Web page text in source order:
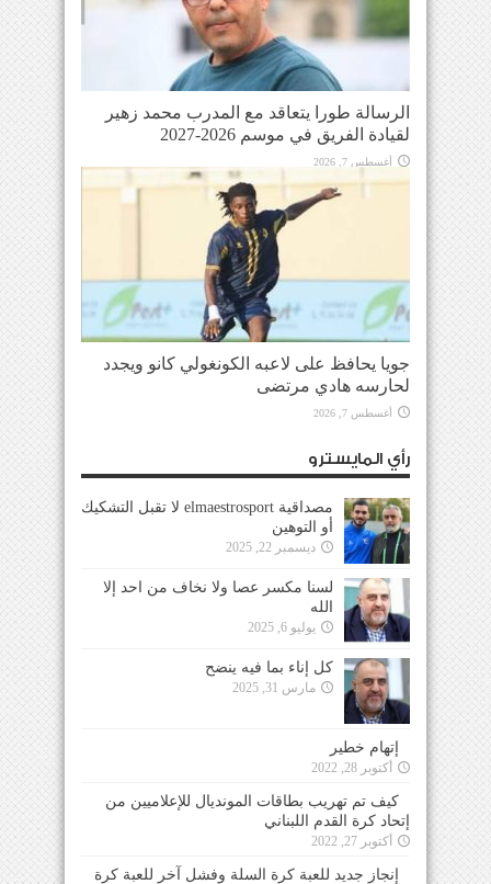
الرسالة طورا يتعاقد مع المدرب محمد زهير
لقيادة الفريق في موسم 2026-2027
أغسطس 7, 2026
جويا يحافظ على لاعبه الكونغولي كانو ويجدد
لحارسه هادي مرتضى
أغسطس 7, 2026
رأي المايسترو
مصداقية elmaestrosport لا تقبل التشكيك
أو التوهين
ديسمبر 22, 2025
لسنا مكسر عصا ولا نخاف من احد إلا
الله
يوليو 6, 2025
كل إناء بما فيه ينضح
مارس 31, 2025
إتهام خطير
أكتوبر 28, 2022
كيف تم تهريب بطاقات المونديال للإعلاميين من
إتحاد كرة القدم اللبناني
أكتوبر 27, 2022
إنجاز جديد للعبة كرة السلة وفشل آخر للعبة كرة